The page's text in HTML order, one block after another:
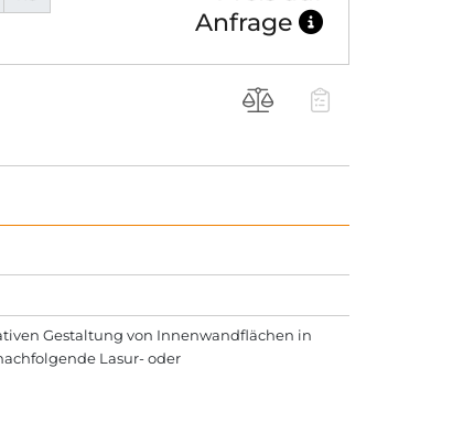
Anfrage
Gestaltung von Innenwandflächen in
Lasur- oder